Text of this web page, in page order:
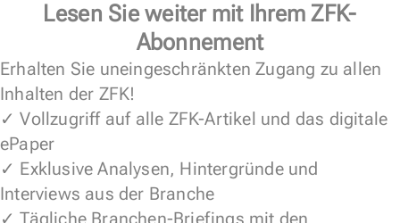
Lesen Sie weiter mit Ihrem ZFK-
Abonnement
Erhalten Sie uneingeschränkten Zugang zu allen
Inhalten der ZFK!
✓ Vollzugriff auf alle ZFK-Artikel und das digitale
ePaper
✓ Exklusive Analysen, Hintergründe und
Interviews aus der Branche